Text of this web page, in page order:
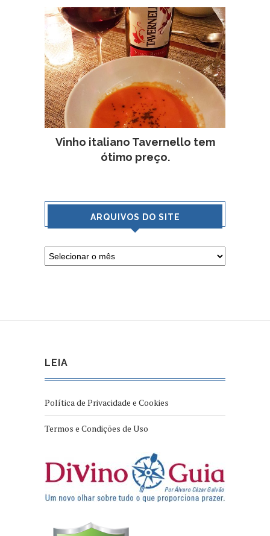
Vinho italiano Tavernello tem
ótimo preço.
ARQUIVOS DO SITE
LEIA
Política de Privacidade e Cookies
Termos e Condições de Uso